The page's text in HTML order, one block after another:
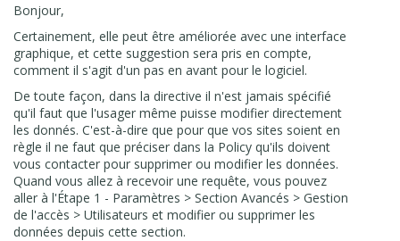
document pour nos clients pour indiquer que notre
fournisseur "Incomedia" ne respecte pas la loi
Européenne GDPR dans la solution qu'ils vendent nosu
vendent.
Nota: Il y a d'autres utilisateurs qui commencent à parler
GDPR / cookies / données utilisateurs...
Cordialement
Bonjour,
Certainement, elle peut être améliorée avec une interface
graphique, et cette suggestion sera pris en compte,
comment il s'agit d'un pas en avant pour le logiciel.
De toute façon, dans la directive il n'est jamais spécifié
qu'il faut que l'usager même puisse modifier directement
les donnés. C'est-à-dire que pour que vos sites soient en
règle il ne faut que préciser dans la Policy qu'ils doivent
vous contacter pour supprimer ou modifier les données.
Quand vous allez à recevoir une requête, vous pouvez
aller à l'Étape 1 - Paramètres > Section Avancés > Gestion
de l'accès > Utilisateurs et modifier ou supprimer les
données depuis cette section.